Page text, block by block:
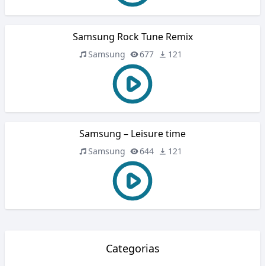
Samsung Rock Tune Remix
Samsung 677 121
Samsung – Leisure time
Samsung 644 121
Categorias